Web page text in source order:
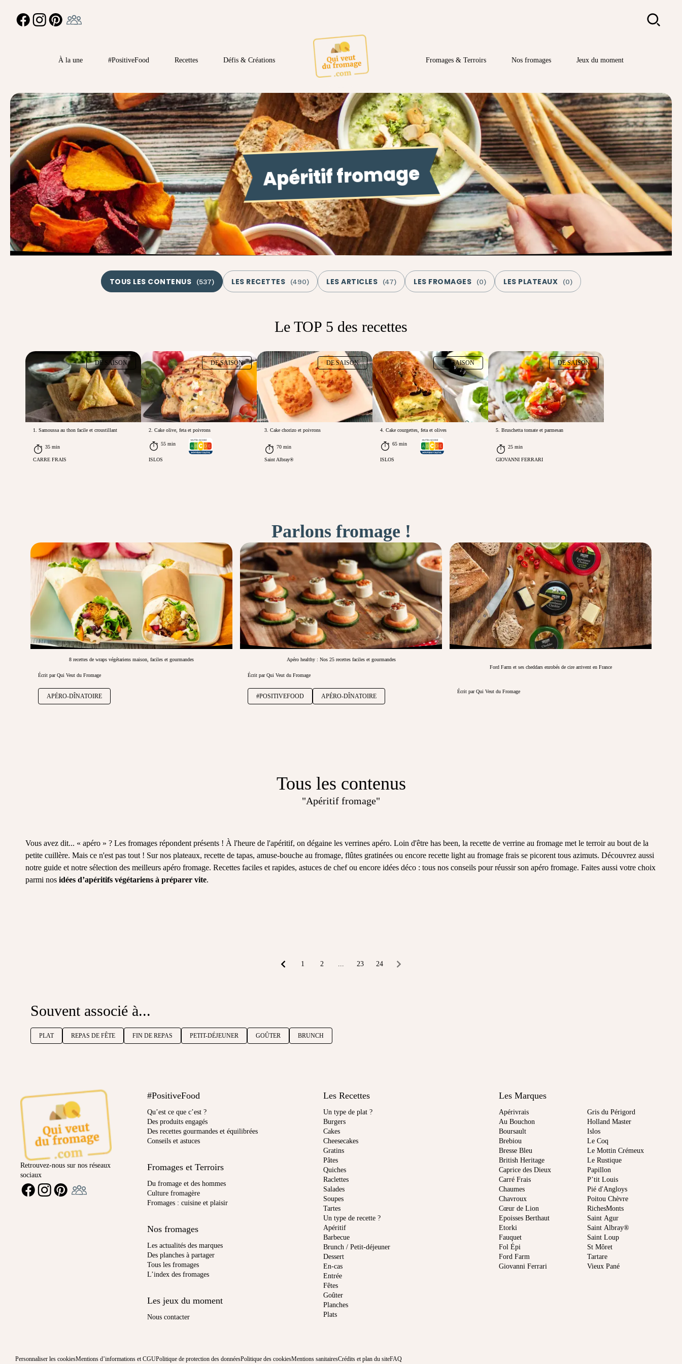
FACEBOOKINSTAGRAMPINTEREST Rechercher
À la une #PositiveFood Recettes Défis & Créations Fromages & Terroirs Nos fromages Jeux du moment
Apéritif fromage
TOUS LES CONTENUS (537) LES RECETTES (490) LES ARTICLES (47) LES FROMAGES (0) LES PLATEAUX (0)
Le TOP 5 des recettes
DE SAISON
1. Samoussa au thon facile et croustillant
35 min
CARRE FRAIS
DE SAISON
2. Cake olive, feta et poivrons
55 min
ISLOS
DE SAISON
3. Cake chorizo et poivrons
70 min
Saint Albray®
DE SAISON
4. Cake courgettes, feta et olives
65 min
ISLOS
DE SAISON
5. Bruschetta tomate et parmesan
25 min
GIOVANNI FERRARI
Parlons fromage !
8 recettes de wraps végétariens maison, faciles et gourmandes
Écrit par Qui Veut du Fromage
APÉRO-DÎNATOIRE
Apéro healthy : Nos 25 recettes faciles et gourmandes
Écrit par Qui Veut du Fromage
#POSITIVEFOOD APÉRO-DÎNATOIRE
Ford Farm et ses cheddars enrobés de cire arrivent en France
Écrit par Qui Veut du Fromage
Tous les contenus
"Apéritif fromage"
Vous avez dit... « apéro » ? Les fromages répondent présents ! À l'heure de l'apéritif, on dégaine les verrines apéro. Loin d'être has been, la recette de verrine au fromage met le terroir au bout de la
petite cuillère. Mais ce n'est pas tout ! Sur nos plateaux, recette de tapas, amuse-bouche au fromage, flûtes gratinées ou encore recette light au fromage frais se picorent tous azimuts. Découvrez aussi
notre guide et notre sélection des meilleurs apéro fromage. Recettes faciles et rapides, astuces de chef ou encore idées déco : tous nos conseils pour réussir son apéro fromage. Faites aussi votre choix
parmi nos idées d’apéritifs végétariens à préparer vite.
1 2 ... 23 24
Souvent associé à...
PLAT REPAS DE FÊTE FIN DE REPAS PETIT-DÉJEUNER GOÛTER BRUNCH
Retrouvez-nous sur nos réseaux
sociaux
FACEBOOKINSTAGRAMPINTEREST
#PositiveFood
Qu’est ce que c’est ?
Des produits engagés
Des recettes gourmandes et équilibrées
Conseils et astuces
Fromages et Terroirs
Du fromage et des hommes
Culture fromagère
Fromages : cuisine et plaisir
Nos fromages
Les actualités des marques
Des planches à partager
Tous les fromages
L’index des fromages
Les jeux du moment
Nous contacter
Les Recettes
Un type de plat ?
Burgers
Cakes
Cheesecakes
Gratins
Pâtes
Quiches
Raclettes
Salades
Soupes
Tartes
Un type de recette ?
Apéritif
Barbecue
Brunch / Petit-déjeuner
Dessert
En-cas
Entrée
Fêtes
Goûter
Planches
Plats
Les Marques
Apérivrais
Au Bouchon
Boursault
Brebiou
Bresse Bleu
British Heritage
Caprice des Dieux
Carré Frais
Chaumes
Chavroux
Cœur de Lion
Epoisses Berthaut
Etorki
Fauquet
Fol Épi
Ford Farm
Giovanni Ferrari
Gris du Périgord
Holland Master
Islos
Le Coq
Le Mottin Crémeux
Le Rustique
Papillon
P’tit Louis
Pié d'Angloys
Poitou Chèvre
RichesMonts
Saint Agur
Saint Albray®
Saint Loup
St Môret
Tartare
Vieux Pané
Personnaliser les cookiesMentions d’informations et CGUPolitique de protection des donnéesPolitique des cookiesMentions sanitairesCrédits et plan du siteFAQ